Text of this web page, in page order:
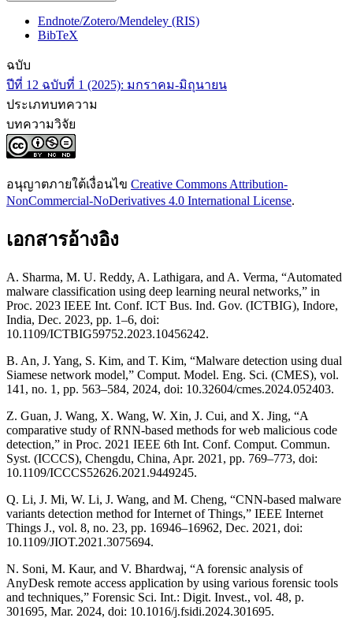
Endnote/Zotero/Mendeley (RIS)
BibTeX
ฉบับ
ปีที่ 12 ฉบับที่ 1 (2025): มกราคม-มิถุนายน
ประเภทบทความ
บทความวิจัย
อนุญาตภายใต้เงื่อนไข Creative Commons Attribution-
NonCommercial-NoDerivatives 4.0 International License.
เอกสารอ้างอิง
A. Sharma, M. U. Reddy, A. Lathigara, and A. Verma, “Automated
malware classification using deep learning neural networks,” in
Proc. 2023 IEEE Int. Conf. ICT Bus. Ind. Gov. (ICTBIG), Indore,
India, Dec. 2023, pp. 1–6, doi:
10.1109/ICTBIG59752.2023.10456242.
B. An, J. Yang, S. Kim, and T. Kim, “Malware detection using dual
Siamese network model,” Comput. Model. Eng. Sci. (CMES), vol.
141, no. 1, pp. 563–584, 2024, doi: 10.32604/cmes.2024.052403.
Z. Guan, J. Wang, X. Wang, W. Xin, J. Cui, and X. Jing, “A
comparative study of RNN-based methods for web malicious code
detection,” in Proc. 2021 IEEE 6th Int. Conf. Comput. Commun.
Syst. (ICCCS), Chengdu, China, Apr. 2021, pp. 769–773, doi:
10.1109/ICCCS52626.2021.9449245.
Q. Li, J. Mi, W. Li, J. Wang, and M. Cheng, “CNN-based malware
variants detection method for Internet of Things,” IEEE Internet
Things J., vol. 8, no. 23, pp. 16946–16962, Dec. 2021, doi:
10.1109/JIOT.2021.3075694.
N. Soni, M. Kaur, and V. Bhardwaj, “A forensic analysis of
AnyDesk remote access application by using various forensic tools
and techniques,” Forensic Sci. Int.: Digit. Invest., vol. 48, p.
301695, Mar. 2024, doi: 10.1016/j.fsidi.2024.301695.